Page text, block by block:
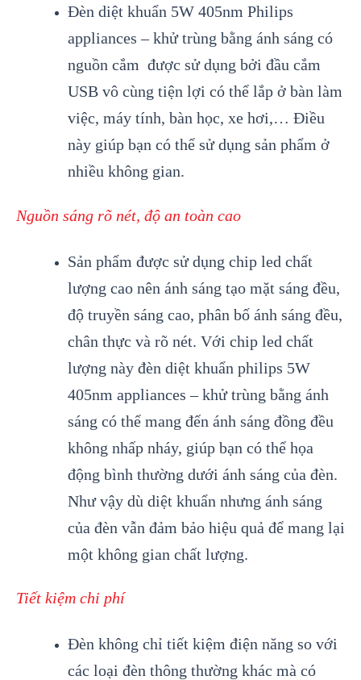
Đèn diệt khuẩn 5W 405nm Philips
appliances – khử trùng bằng ánh sáng có
nguồn cắm được sử dụng bởi đầu cắm
USB vô cùng tiện lợi có thể lắp ở bàn làm
việc, máy tính, bàn học, xe hơi,… Điều
này giúp bạn có thể sử dụng sản phẩm ở
nhiều không gian.
Nguồn sáng rõ nét, độ an toàn cao
Sản phẩm được sử dụng chip led chất
lượng cao nên ánh sáng tạo mặt sáng đều,
độ truyền sáng cao, phân bố ánh sáng đều,
chân thực và rõ nét. Với chip led chất
lượng này đèn diệt khuẩn philips 5W
405nm appliances – khử trùng bằng ánh
sáng có thể mang đến ánh sáng đồng đều
không nhấp nháy, giúp bạn có thể họa
động bình thường dưới ánh sáng của đèn.
Như vậy dù diệt khuẩn nhưng ánh sáng
của đèn vẫn đảm bảo hiệu quả để mang lại
một không gian chất lượng.
Tiết kiệm chi phí
Đèn không chỉ tiết kiệm điện năng so với
các loại đèn thông thường khác mà có